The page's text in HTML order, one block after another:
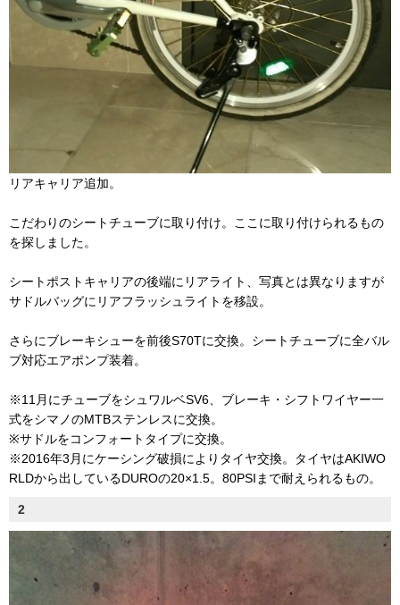
リアキャリア追加。
こだわりのシートチューブに取り付け。ここに取り付けられるもの
を探しました。
シートポストキャリアの後端にリアライト、写真とは異なりますが
サドルバッグにリアフラッシュライトを移設。
さらにブレーキシューを前後S70Tに交換。シートチューブに全バル
ブ対応エアポンプ装着。
※11月にチューブをシュワルベSV6、ブレーキ・シフトワイヤー一
式をシマノのMTBステンレスに交換。
※サドルをコンフォートタイプに交換。
※2016年3月にケーシング破損によりタイヤ交換。タイヤはAKIWO
RLDから出しているDUROの20×1.5。80PSIまで耐えられるもの。
2